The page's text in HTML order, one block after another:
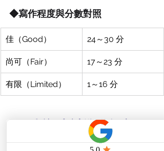
◆寫作程度與分數對照
佳（Good） 24～30 分
尚可（Fair） 17～23 分
有限（Limited） 1～16 分
三、托福考試準備怎麼
做？托福準備多久才夠？